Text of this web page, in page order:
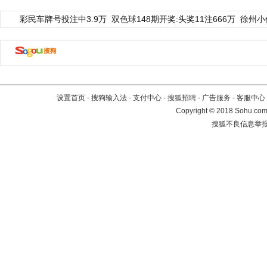
彩民车牌号投注中3.9万 双色球148期开奖:头奖11注666万 徐州
设置首页 - 搜狗输入法 - 支付中心 - 搜狐招聘 - 广告服务 - 客服中心
Copyright©2018
搜狐不良信息举